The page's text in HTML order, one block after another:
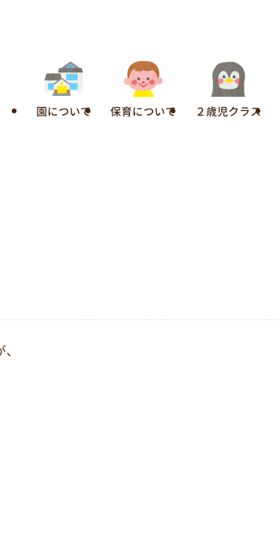
園について 保育について ２歳児クラス